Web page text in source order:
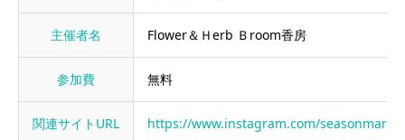
主催者名 Flower＆Ｈerb Ｂroom香房
参加費 無料
関連サイトURL https://www.instagram.com/